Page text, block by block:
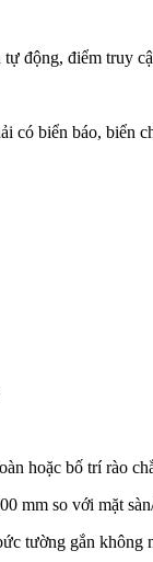
động, điểm truy
có biển báo, biển
hoặc bố trí rào
mm so với mặt
tường gắn không